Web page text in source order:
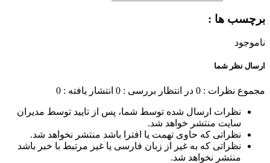
برچسب ها :
ناموجود
ارسال نظر شما
مجموع نظرات : 0 در انتظار بررسی : 0 انتشار یافته : 0
نظرات ارسال شده توسط شما، پس از تایید توسط مدیران
سایت منتشر خواهد شد.
نظراتی که حاوی تهمت یا افترا باشد منتشر نخواهد شد.
نظراتی که به غیر از زبان فارسی یا غیر مرتبط با خبر باشد
منتشر نخواهد شد.